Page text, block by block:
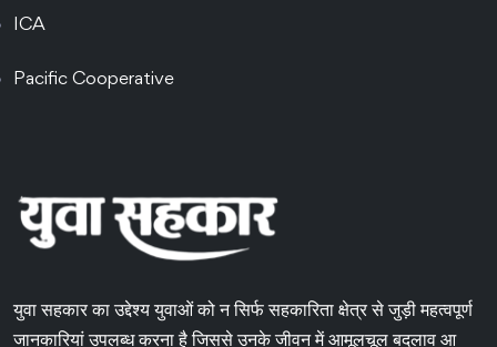
ICA
Pacific Cooperative
युवा सहकार का उद्देश्य युवाओं को न सिर्फ सहकारिता क्षेत्र से जुड़ी महत्वपूर्ण
जानकारियां उपलब्ध करना है जिससे उनके जीवन में आमूलचूल बदलाव आ